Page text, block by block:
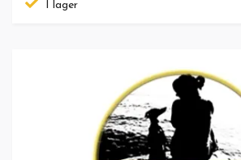
I lager